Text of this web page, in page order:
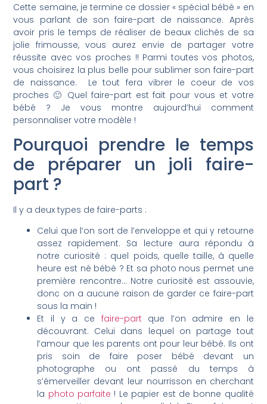
Cette semaine, je termine ce dossier « spécial bébé » en
vous parlant de son faire-part de naissance. Après
avoir pris le temps de réaliser de beaux clichés de sa
jolie frimousse, vous aurez envie de partager votre
réussite avec vos proches !! Parmi toutes vos photos,
vous choisirez la plus belle pour sublimer son faire-part
de naissance. Le tout fera vibrer le coeur de vos
proches 🙂 Quel faire-part est fait pour vous et votre
bébé ? Je vous montre aujourd’hui comment
personnaliser votre modèle !
Pourquoi prendre le temps
de préparer un joli faire-
part ?
Il y a deux types de faire-parts :
Celui que l’on sort de l’enveloppe et qui y retourne
assez rapidement. Sa lecture aura répondu à
notre curiosité : quel poids, quelle taille, à quelle
heure est né bébé ? Et sa photo nous permet une
première rencontre… Notre curiosité est assouvie,
donc on a aucune raison de garder ce faire-part
sous la main !
Et il y a ce faire-part que l’on admire en le
découvrant. Celui dans lequel on partage tout
l’amour que les parents ont pour leur bébé. Ils ont
pris soin de faire poser bébé devant un
photographe ou ont passé du temps à
s’émerveiller devant leur nourrisson en cherchant
la photo parfaite ! Le papier est de bonne qualité